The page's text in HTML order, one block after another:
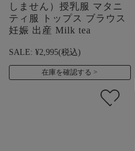
しません）授乳服 マタニ
ティ服 トップス ブラウス
妊娠 出産 Milk tea
SALE: ¥2,995(税込)
在庫を確認する